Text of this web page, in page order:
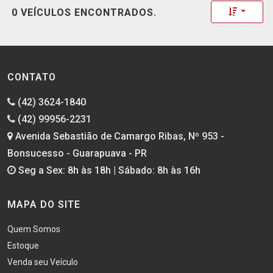
0 VEÍCULOS ENCONTRADOS. Toggle
CONTATO
(42) 3624-1840
(42) 99956-2231
Avenida Sebastião de Camargo Ribas, Nº 953 -
Bonsucesso - Guarapuava - PR
Seg a Sex: 8h às 18h | Sábado: 8h às 16h
MAPA DO SITE
Quem Somos
Estoque
Venda seu Veículo